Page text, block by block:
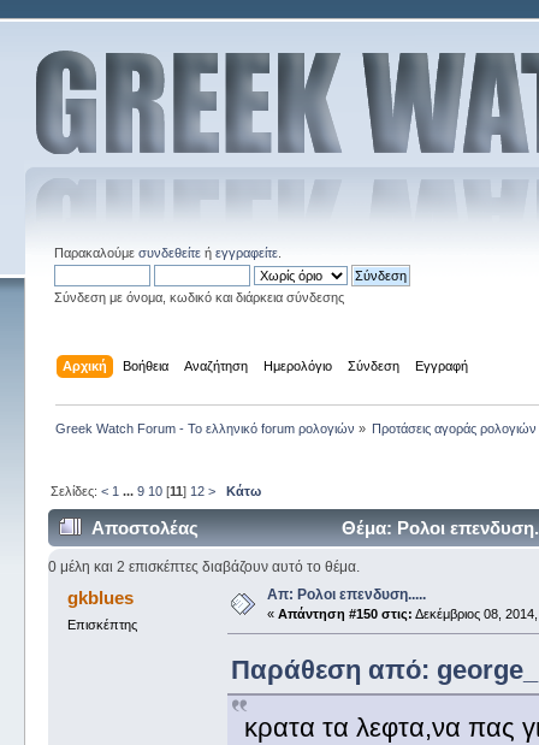
Παρακαλούμε συνδεθείτεή εγγραφείτε.
Σύνδεση με όνομα, κωδικό και διάρκεια σύνδεσης
Αρχική Βοήθεια Αναζήτηση Ημερολόγιο Σύνδεση Εγγραφή
Greek Watch Forum - Το ελληνικό forum ρολογιών » Προτάσεις αγοράς ρολογιών
Σελίδες: < 1 ... 9 10[11] 12 > Κάτω
Αποστολέας Θέμα: Ρολοι
0 μέλη και 2 επισκέπτες διαβάζουν αυτό το θέμα.
gkblues
Επισκέπτης
Απ: Ρολοι επενδυση.....
« Απάντηση #150 στις: Δεκέμβριος 08,
Παράθεση από: george_
κρατα τα λεφτα,να πας